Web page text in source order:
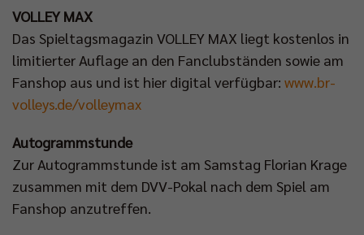
VOLLEY MAX
Das Spieltagsmagazin VOLLEY MAX liegt kostenlos in
limitierter Auflage an den Fanclubständen sowie am
Fanshop aus und ist hier digital verfügbar: www.br-
volleys.de/volleymax
Autogrammstunde
Zur Autogrammstunde ist am Samstag Florian Krage
zusammen mit dem DVV-Pokal nach dem Spiel am
Fanshop anzutreffen.